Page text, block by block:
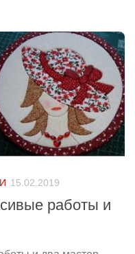
15.02.2019
работы и